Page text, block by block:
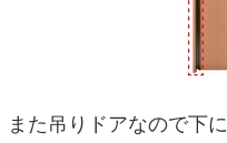
また吊りドアなので下